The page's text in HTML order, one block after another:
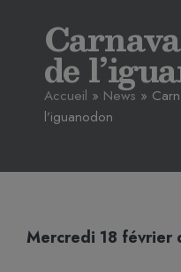
de
Accueil » News »
l’iguanodon
Mercredi 18 février